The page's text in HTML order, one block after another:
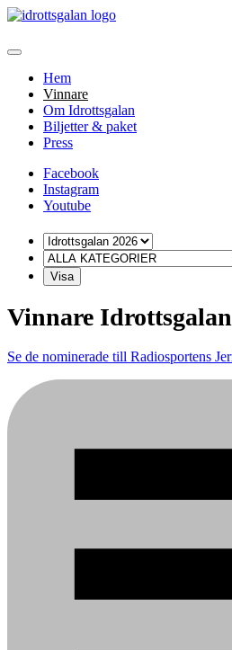
Hem
Vinnare
Om Idrottsgalan
Biljetter & paket
Press
Facebook
Instagram
Youtube
År
Alla
kategorier
Vinnare
Se de nominerade till Radiosportens